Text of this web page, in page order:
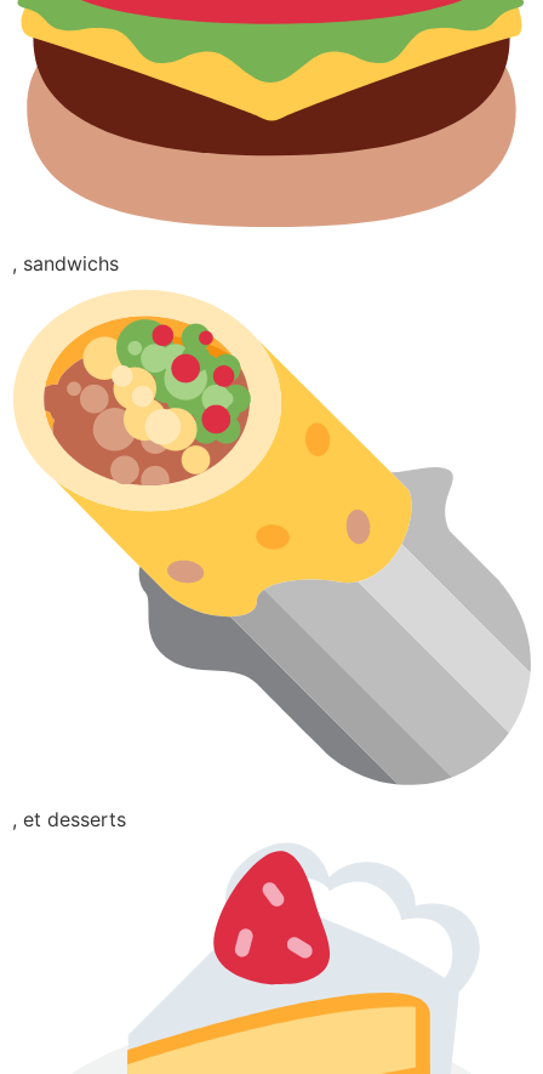
, sandwichs
, et desserts